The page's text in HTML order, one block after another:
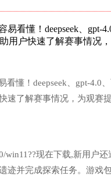
看懂！deepseek、gpt-
户快速了解赛事情况
懂！deepseek、gpt-4.0
了解赛事情况，为观赛
现在下载,新用户
迹并完成探索任务。游戏